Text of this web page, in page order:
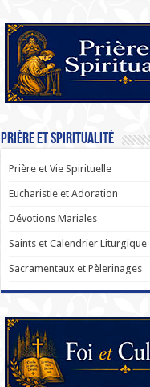
Prière et Spiritualité
Prière et Vie Spirituelle
Eucharistie et Adoration
Dévotions Mariales
Saints et Calendrier Liturgique
Sacramentaux et Pèlerinages